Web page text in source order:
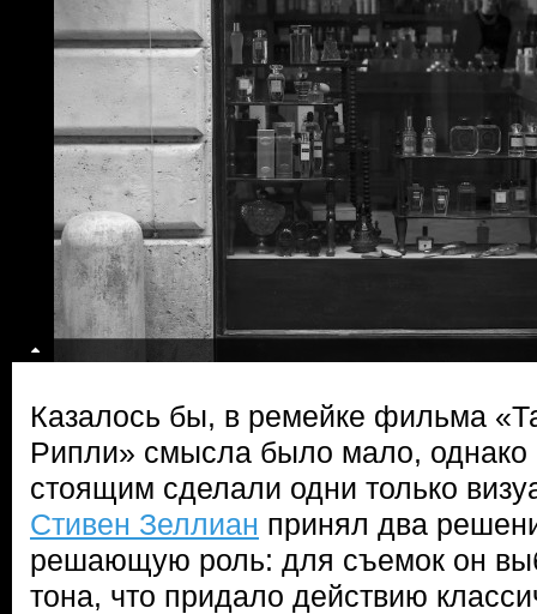
Казалось бы, в ремейке фильма
Рипли» смысла было мало, однако
стоящим сделали одни только
Стивен Зеллиан принял два
решающую роль: для съемок он
тона, что придало действию